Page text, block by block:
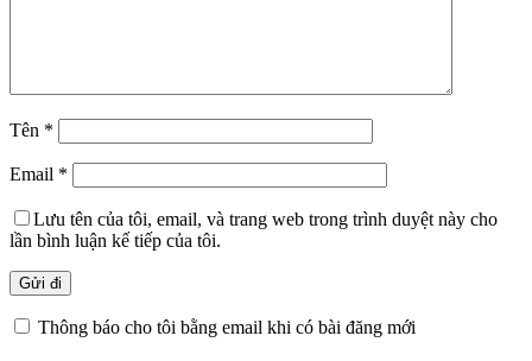
Tên *
Email *
Lưu tên của tôi, email, và trang web trong trình duyệt này cho
lần bình luận kế tiếp của tôi.
Thông báo cho tôi bằng email khi có bài đăng mới